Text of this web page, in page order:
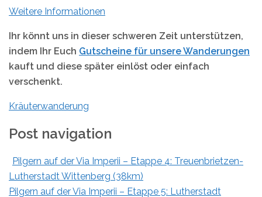
Weitere Informationen
Ihr könnt uns in dieser schweren Zeit unterstützen,
indem Ihr Euch Gutscheine für unsere Wanderungen
kauft und diese später einlöst oder einfach
verschenkt.
Kräuterwanderung
Post navigation
Pilgern auf der Via Imperii – Etappe 4: Treuenbrietzen-
Lutherstadt Wittenberg (38km)
Pilgern auf der Via Imperii – Etappe 5: Lutherstadt